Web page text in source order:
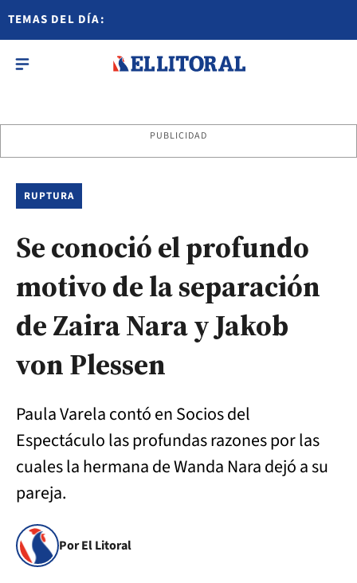
TEMAS DEL DÍA:
PUBLICIDAD
RUPTURA
Se conoció el profundo
motivo de la separación
de Zaira Nara y Jakob
von Plessen
Paula Varela contó en Socios del
Espectáculo las profundas razones por las
cuales la hermana de Wanda Nara dejó a su
pareja.
Por El Litoral